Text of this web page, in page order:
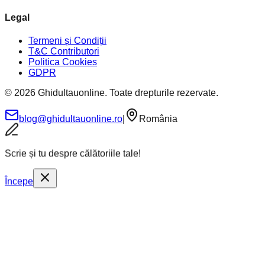
Legal
Termeni și Condiții
T&C Contributori
Politica Cookies
GDPR
© 2026 Ghidultauonline. Toate drepturile rezervate.
blog@ghidultauonline.ro România
Scrie și tu despre călătoriile tale!
Începe